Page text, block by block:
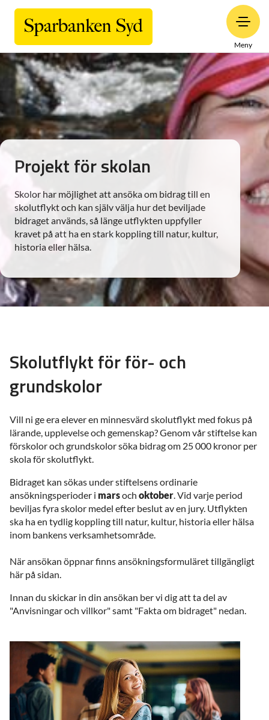
Meny
Projekt för skolan
Skolor har möjlighet att ansöka om bidrag till en
skolutflykt och kan själv välja hur det beviljade
bidraget används, så länge utflykten uppfyller
kravet på att ha en stark koppling till natur, kultur,
historia eller hälsa.
Skolutflykt för för- och
grundskolor
Vill ni ge era elever en minnesvärd skolutflykt med fokus på
lärande, upplevelse och gemenskap? Genom vår stiftelse kan
förskolor och grundskolor söka bidrag om 25 000 kronor per
skola för skolutflykt.
Bidraget kan sökas under stiftelsens ordinarie
ansökningsperioder i marsoch oktober. Vid varje period
beviljas fyra skolor medel efter beslut av en jury. Utflykten
ska ha en tydlig koppling till natur, kultur, historia eller hälsa
inom bankens verksamhetsområde.
När ansökan öppnar finns ansökningsformuläret tillgängligt
här på sidan.
Innan du skickar in din ansökan ber vi dig att ta del av
"Anvisningar och villkor" samt "Fakta om bidraget" nedan.